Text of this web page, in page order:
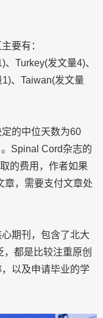
要有：
Turkey(发文量4)、
、Taiwan(发文量
的中位天数为60
Spinal Cord杂志的
的费用，作者如果
章，需要支付文章处
期刊，包含了北大
都是比较注重原创
以及申请毕业的学